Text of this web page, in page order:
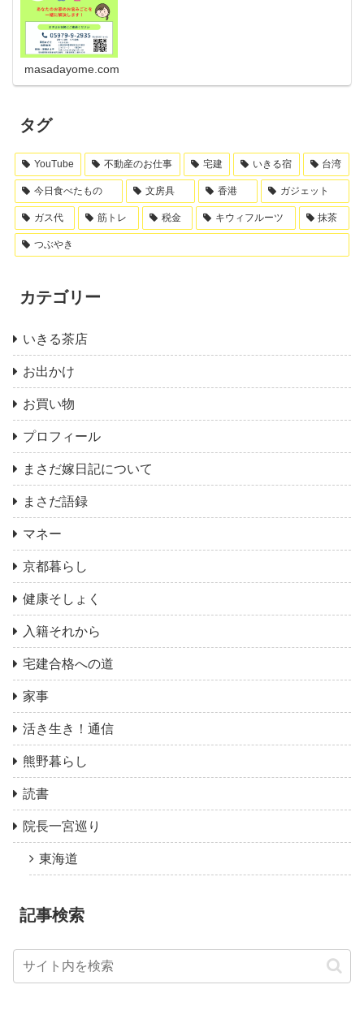
masadayome.com
タグ
YouTube 不動産のお仕事 宅建 いきる宿 台湾
今日食べたもの 文房具 香港 ガジェット
ガス代 筋トレ 税金 キウィフルーツ 抹茶
つぶやき
カテゴリー
いきる茶店
お出かけ
お買い物
プロフィール
まさだ嫁日記について
まさだ語録
マネー
京都暮らし
健康そしょく
入籍それから
宅建合格への道
家事
活き生き！通信
熊野暮らし
読書
院長一宮巡り
東海道
記事検索